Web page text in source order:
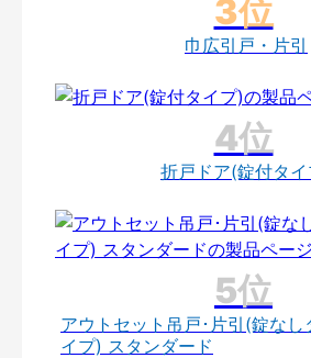
巾広引戸・片引
折戸ドア(錠付タイ
アウトセット吊戸･片引(錠なし
イプ) スタンダード